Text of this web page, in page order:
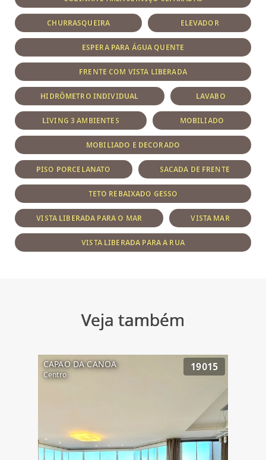
CHURRASQUEIRA ELEVADOR
ESPERA PARA ÁGUA QUENTE
FRENTE COM VISTA LIBERADA
HIDRÔMETRO INDIVIDUAL LAVABO
LIVING 3 AMBIENTES MOBILIADO
MOBILIADO E DECORADO
PISO PORCELANATO SACADA DE FRENTE
TETO REBAIXADO GESSO
VISTA LIBERADA PARA O MAR VISTA MAR
VISTA LIBERADA PARA A RUA
Veja também
CAPAO DA CANOA
Centro
19015